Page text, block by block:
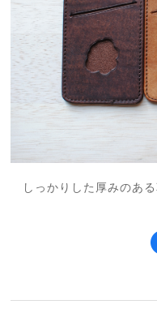
しっかりした厚みのある